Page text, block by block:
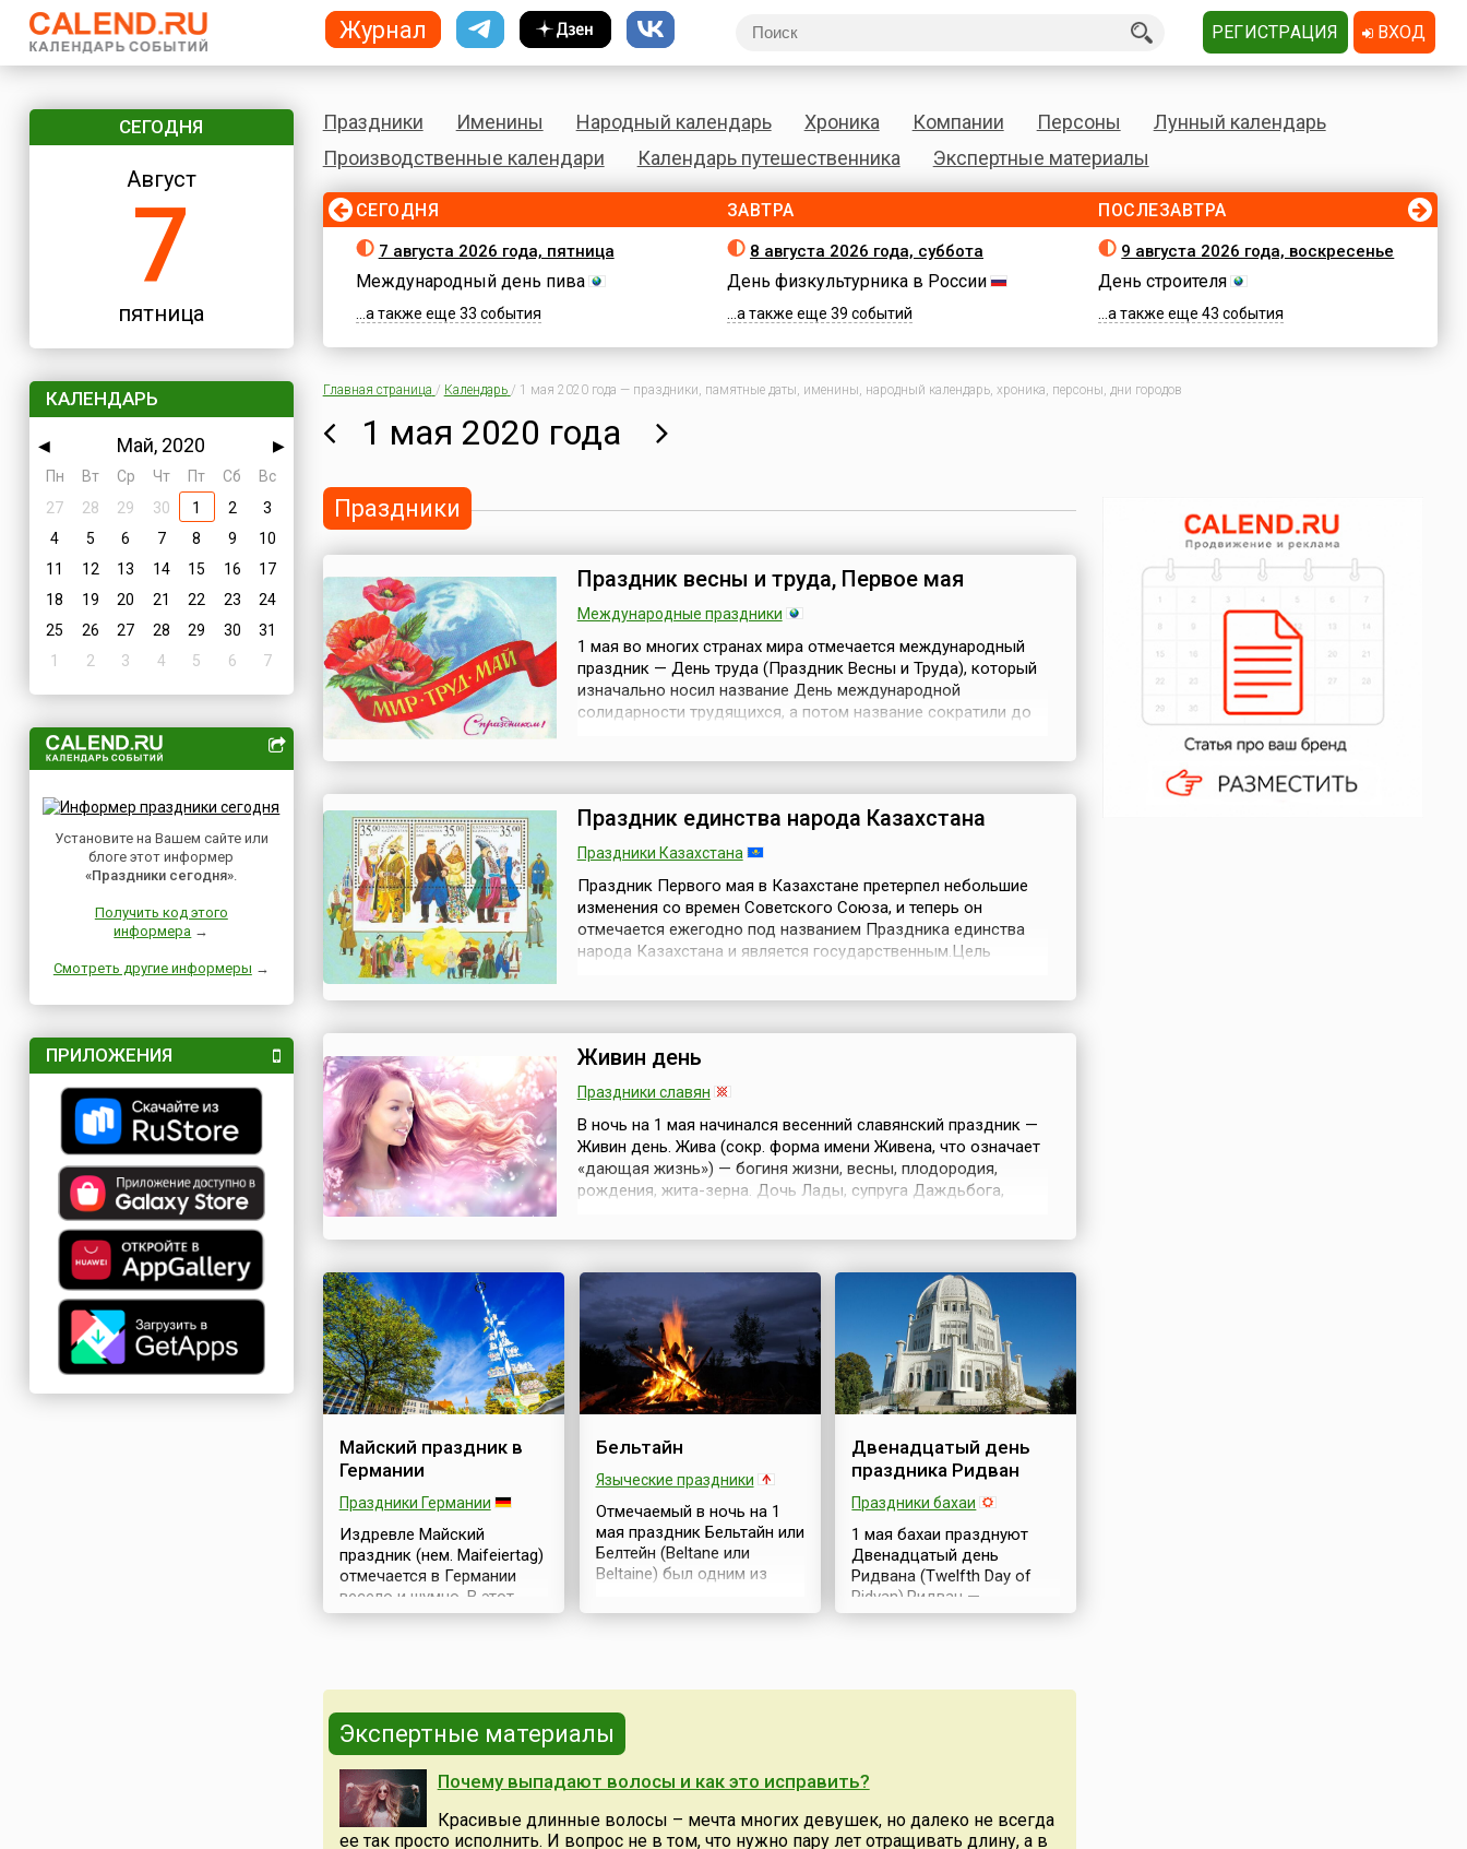
СЕГОДНЯ
Август
7
пятница
КАЛЕНДАРЬ
◀ Май, 2020
▶
Пн
Вт Ср Чт Пт Сб
Вс
27
28 29 30 1 2
3
4
5 6 7 8 9
10
11
12 13 14 15 16
17
18
19 20 21 22 23
24
25
26 27 28 29 30
31
1
2 3 4 5 6 7
Установите на Вашем сайте или
блоге этот информер
«Праздники сегодня».
Получить код этого
информера →
Смотреть другие информеры →
ПРИЛОЖЕНИЯ
Праздники Именины Народный календарь Хроника Компании Персоны
Лунный календарь
Производственные календари
Календарь путешественника Экспертные материалы
СЕГОДНЯ
7 августа 2026 года, пятница
Международный день пива
...а также еще 33 события
ЗАВТРА
8 августа 2026 года, суббота
День физкультурника в России
...а также еще 39 событий
ПОСЛЕЗАВТРА
9 августа 2026 года, воскресенье
День строителя
...а также еще 43 события
Главная страница / Календарь / 1 мая 2020 года — праздники, памятные даты, именины, народный календарь, хроника, персоны, дни городов
1 мая 2020 года
Праздники
Праздник весны и труда, Первое мая
Международные праздники
1 мая во многих странах мира отмечается международный
праздник — День труда (Праздник Весны и Труда), который
изначально носил название День международной
солидарности трудящихся, а потом название сократили до
демонстрация закончились кровопро...
Праздник единства народа Казахстана
Праздники Казахстана
Праздник Первого мая в Казахстане претерпел небольшие
изменения со времен Советского Союза, и теперь он
отмечается ежегодно под названием Праздника единства
народа Казахстана и является государственным.Цель
праздничные мероприятия ...
Живин день
Праздники славян
В ночь на 1 мая начинался весенний славянский праздник —
Живин день. Жива (сокр. форма имени Живена, что означает
«дающая жизнь») — богиня жизни, весны, плодородия,
рождения, жита-зерна. Дочь Лады, супруга Даждьбога,
Природы, весенних бурлящих...
Майский праздник в
Германии
Праздники Германии
Издревле Майский
праздник (нем. Maifeiertag)
отмечается в Германии
весело и шумно. В этот
день можно потанцевать,
весело провести время,
отдохнуть.Празднование
возрождающейся
природы, расцветающей
весны. Зима прошла —
Бельтайн
Языческие праздники
Отмечаемый в ночь на 1
мая праздник Бельтайн или
Белтейн (Beltane или
Beltaine) был одним из
праздников кельтского
праздниками — Самайном
(Samhain) 1 ноября и
Бельтайном (Бельтэйн) — 1
мая. Эти даты были
вехами скотоводческого
календаря — выгоном
Двенадцатый день
праздника Ридван
Праздники бахаи
1 мая бахаи празднуют
Двенадцатый день
Ридвана (Twelfth Day of
Ridvan).Ридван —
двенадцатидневный
миссии. Возвещение
отмечается как
Экспертные материалы
Почему выпадают волосы и как это исправить?
Красивые длинные волосы – мечта многих девушек, но далеко не всегда
ее так просто исполнить. И вопрос не в том, что нужно пару лет отращивать длину, а в
Журнал РЕГИСТРАЦИЯ ВХОД